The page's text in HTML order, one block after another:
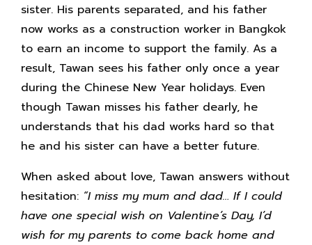
sister. His parents separated, and his father
now works as a construction worker in Bangkok
to earn an income to support the family. As a
result, Tawan sees his father only once a year
during the Chinese New Year holidays. Even
though Tawan misses his father dearly, he
understands that his dad works hard so that
he and his sister can have a better future.
When asked about love, Tawan answers without
hesitation: “I miss my mum and dad… If I could
have one special wish on Valentine’s Day, I’d
wish for my parents to come back home and